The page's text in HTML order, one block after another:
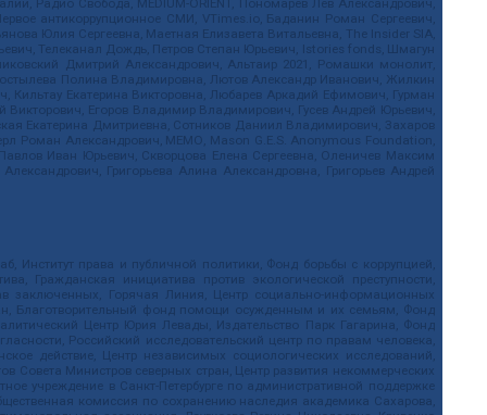
антикоррупционное СМИ, VTimes.io, Баданин Роман Сергеевич,
Юлия Сергеевна, Маетная Елизавета Витальевна, The Insider SIA,
Телеканал Дождь, Петров Степан Юрьевич, Istories fonds, Шмагун
Дмитрий Александрович, Альтаир 2021, Ромашки монолит,
Полина Владимировна, Лютов Александр Иванович, Жилкин
Екатерина Викторовна, Любарев Аркадий Ефимович, Гурман
Егоров Владимир Владимирович, Гусев Андрей Юрьевич,
Екатерина Дмитриевна, Сотников Даниил Владимирович, Захаров
Роман Александрович, МЕМО, Mason G.E.S. Anonymous Foundation,
Иван Юрьевич, Скворцова Елена Сергеевна, Оленичев Максим
Григорьева Алина Александровна, Григорьев Андрей
Институт права и публичной политики, Фонд борьбы с коррупцией,
Гражданская инициатива против экологической преступности,
заключенных, Горячая Линия, Центр социально-информационных
Благотворительный фонд помощи осужденным и их семьям, Фонд
Центр Юрия Левады, Издательство Парк Гагарина, Фонд
Российский исследовательский центр по правам человека,
действие, Центр независимых социологических исследований,
Министров северных стран, Центр развития некоммерческих
учреждение в Санкт-Петербурге по административной поддержке
комиссия по сохранению наследия академика Сахарова,